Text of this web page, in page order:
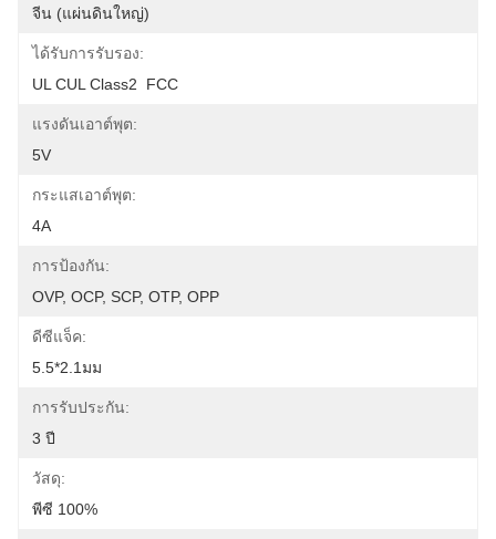
จีน (แผ่นดินใหญ่)
ได้รับการรับรอง:
UL CUL Class2  FCC
แรงดันเอาต์พุต:
5V
กระแสเอาต์พุต:
4A
การป้องกัน:
OVP, OCP, SCP, OTP, OPP
ดีซีแจ็ค:
5.5*2.1มม
การรับประกัน:
3 ปี
วัสดุ:
พีซี 100%